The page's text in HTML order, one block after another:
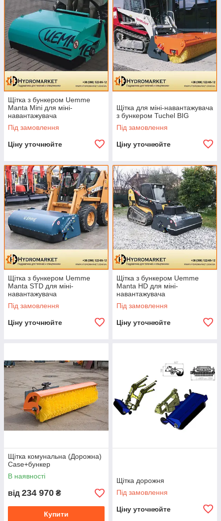
Щітка з бункером Uemme
Manta Mini для міні-
навантажувача
Під замовлення
Ціну уточнюйте
Щітка для міні-навантажувача
з бункером Tuchel BIG
Під замовлення
Ціну уточнюйте
Щітка з бункером Uemme
Manta STD для міні-
навантажувача
Під замовлення
Ціну уточнюйте
Щітка з бункером Uemme
Manta HD для міні-
навантажувача
Під замовлення
Ціну уточнюйте
Щітка комунальна (Дорожна)
Case+бункер
В наявності
від 234 970 ₴
Купити
Щітка дорожня
Під замовлення
Ціну уточнюйте